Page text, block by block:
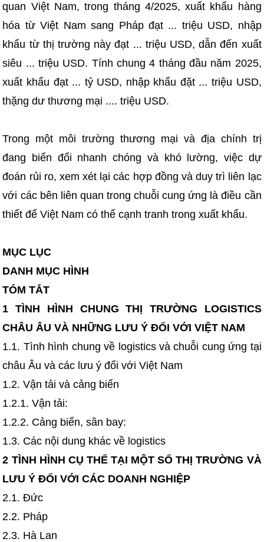
quan Việt Nam, trong tháng 4/2025, xuất khẩu hàng
hóa từ Việt Nam sang Pháp đạt ... triệu USD, nhập
khẩu từ thị trường này đạt ... triệu USD, dẫn đến xuất
siêu ... triệu USD. Tính chung 4 tháng đầu năm 2025,
xuất khẩu đạt ... tỷ USD, nhập khẩu đặt ... triệu USD,
thặng dư thương mại .... triệu USD.
Trong một môi trường thương mại và địa chính trị
đang biến đổi nhanh chóng và khó lường, việc dự
đoán rủi ro, xem xét lại các hợp đồng và duy trì liên lạc
với các bên liên quan trong chuỗi cung ứng là điều cần
thiết để Việt Nam có thể cạnh tranh trong xuất khẩu.
MỤC LỤC
DANH MỤC HÌNH
TÓM TẮT
1 TÌNH HÌNH CHUNG THỊ TRƯỜNG LOGISTICS
CHÂU ÂU VÀ NHỮNG LƯU Ý ĐỐI VỚI VIỆT NAM
1.1. Tình hình chung về logistics và chuỗi cung ứng tại
châu Âu và các lưu ý đối với Việt Nam
1.2. Vận tải và cảng biển
1.2.1. Vận tải:
1.2.2. Cảng biển, sân bay:
1.3. Các nội dung khác về logistics
2 TÌNH HÌNH CỤ THỂ TẠI MỘT SỐ THỊ TRƯỜNG VÀ
LƯU Ý ĐỐI VỚI CÁC DOANH NGHIỆP
2.1. Đức
2.2. Pháp
2.3. Hà Lan